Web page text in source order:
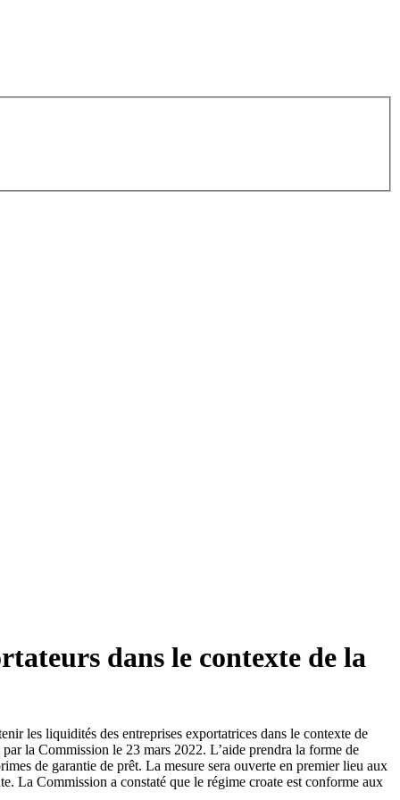
dans le contexte de la
les liquidités des entreprises exportatrices dans le contexte de
la Commission le 23 mars 2022. L’aide prendra la forme de
de garantie de prêt. La mesure sera ouverte en premier lieu aux
La Commission a constaté que le régime croate est conforme aux